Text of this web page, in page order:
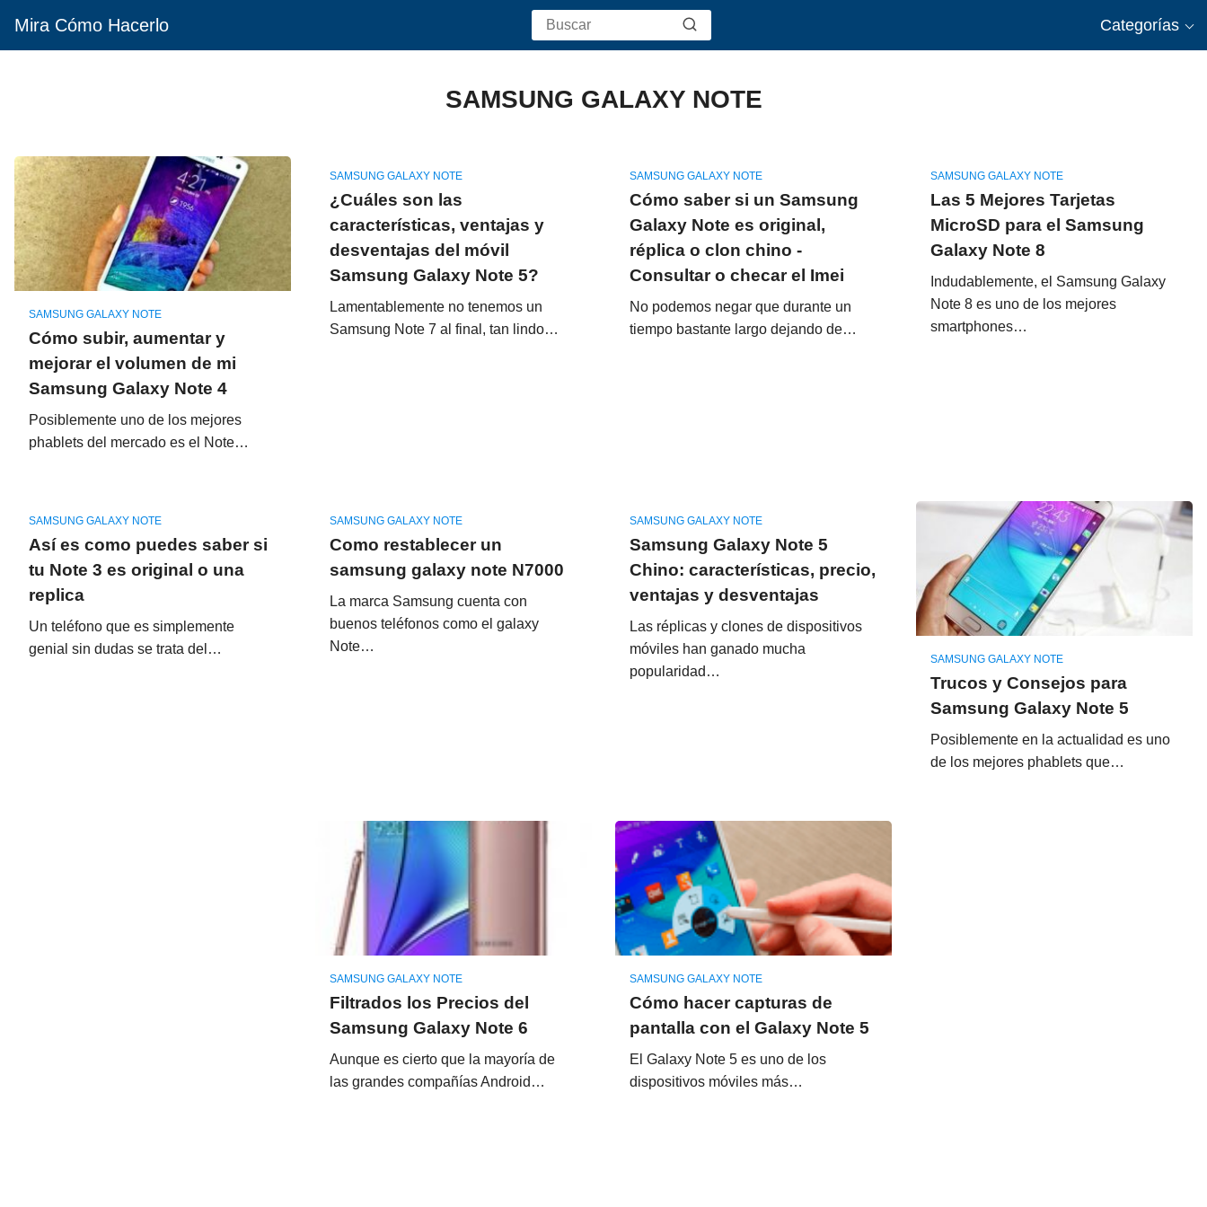
Mira Cómo Hacerlo Categorías
SAMSUNG GALAXY NOTE
SAMSUNG GALAXY NOTE
Cómo subir, aumentar y
mejorar el volumen de mi
Samsung Galaxy Note 4
Posiblemente uno de los mejores
phablets del mercado es el Note…
SAMSUNG GALAXY NOTE
¿Cuáles son las
características, ventajas y
desventajas del móvil
Samsung Galaxy Note 5?
Lamentablemente no tenemos un
Samsung Note 7 al final, tan lindo…
SAMSUNG GALAXY NOTE
Cómo saber si un Samsung
Galaxy Note es original,
réplica o clon chino -
Consultar o checar el Imei
No podemos negar que durante un
tiempo bastante largo dejando de…
SAMSUNG GALAXY NOTE
Las 5 Mejores Tarjetas
MicroSD para el Samsung
Galaxy Note 8
Indudablemente, el Samsung Galaxy
Note 8 es uno de los mejores
smartphones…
SAMSUNG GALAXY NOTE
Así es como puedes saber si
tu Note 3 es original o una
replica
Un teléfono que es simplemente
genial sin dudas se trata del…
SAMSUNG GALAXY NOTE
Como restablecer un
samsung galaxy note N7000
La marca Samsung cuenta con
buenos teléfonos como el galaxy
Note…
SAMSUNG GALAXY NOTE
Samsung Galaxy Note 5
Chino: características, precio,
ventajas y desventajas
Las réplicas y clones de dispositivos
móviles han ganado mucha
popularidad…
SAMSUNG GALAXY NOTE
Trucos y Consejos para
Samsung Galaxy Note 5
Posiblemente en la actualidad es uno
de los mejores phablets que…
SAMSUNG GALAXY NOTE
Filtrados los Precios del
Samsung Galaxy Note 6
Aunque es cierto que la mayoría de
las grandes compañías Android…
SAMSUNG GALAXY NOTE
Cómo hacer capturas de
pantalla con el Galaxy Note 5
El Galaxy Note 5 es uno de los
dispositivos móviles más…